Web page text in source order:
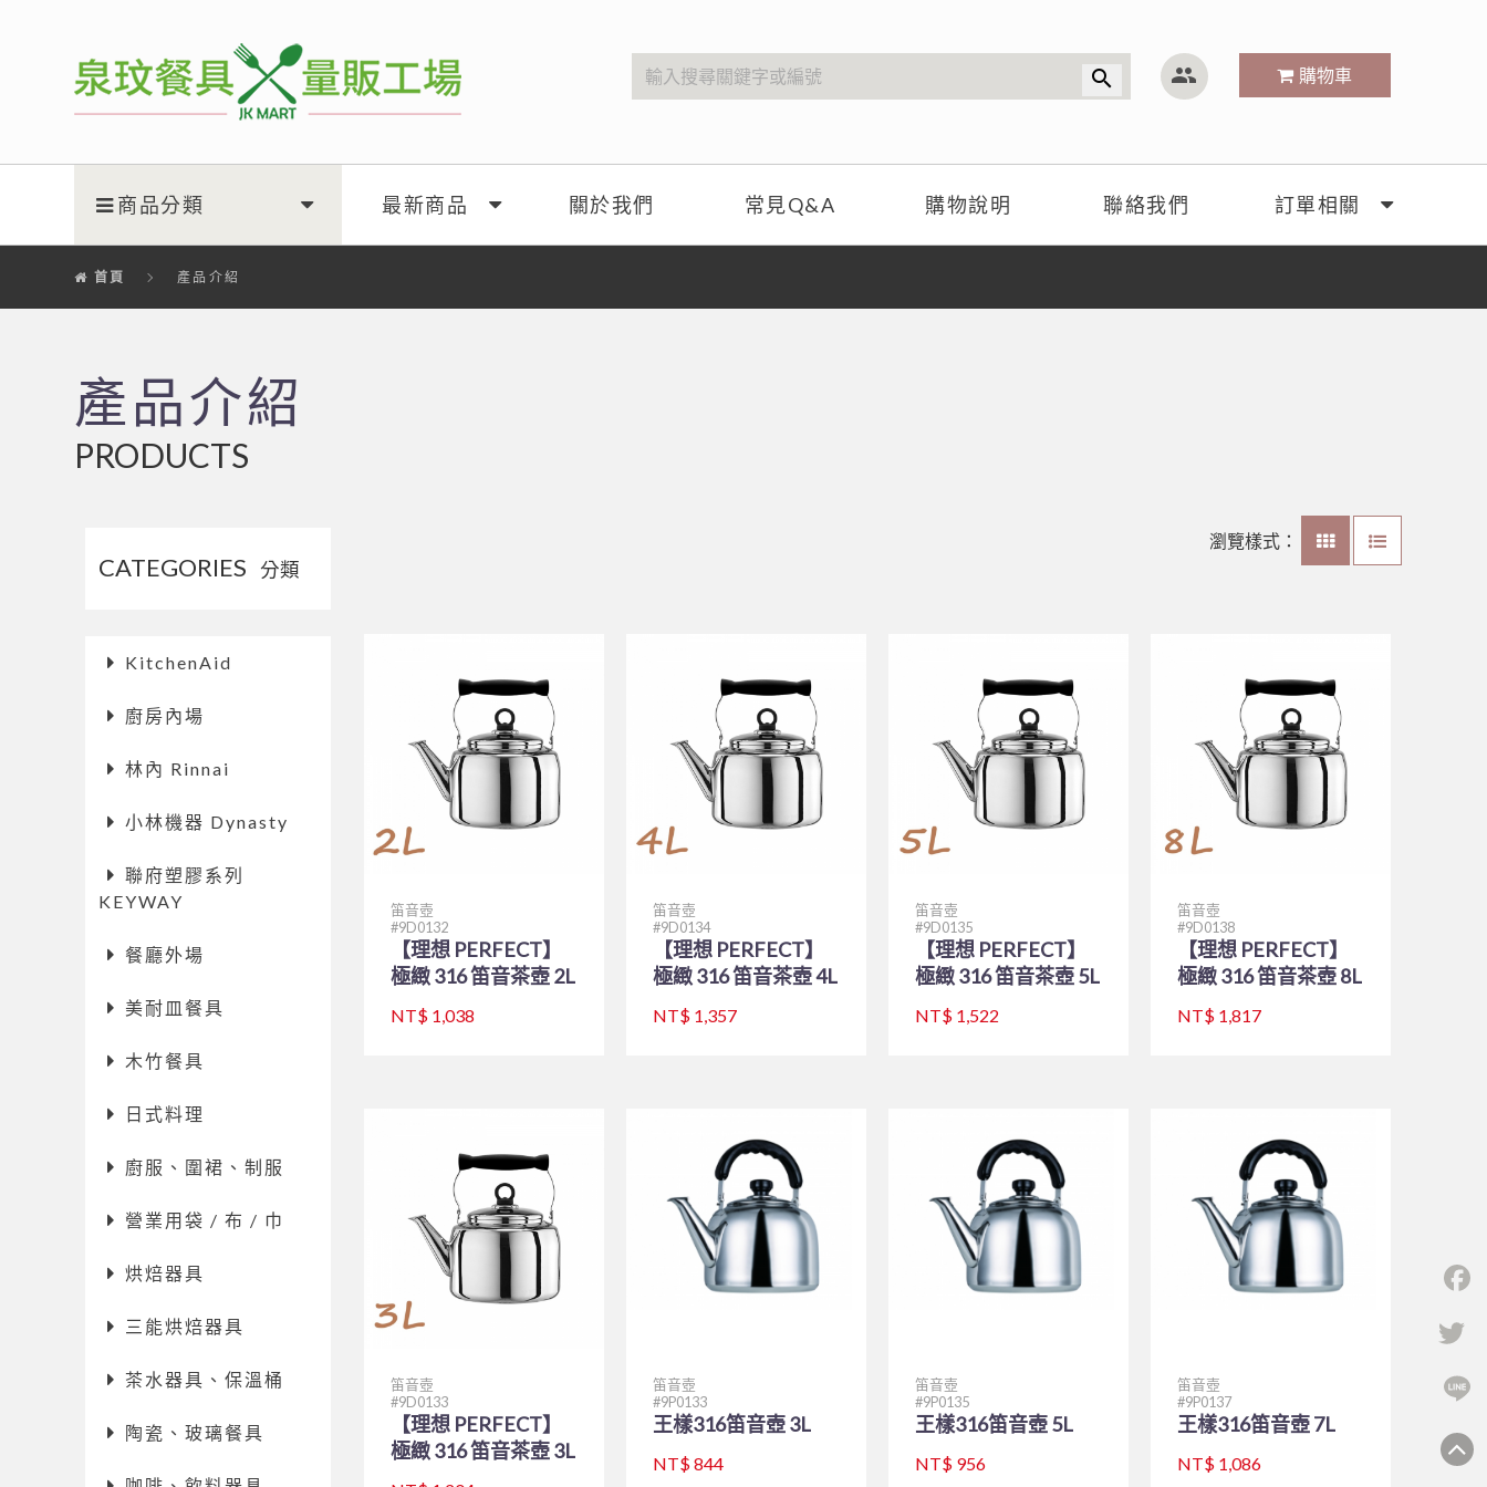
search group 購物車
商品分類 最新商品 關於我們 常見Q&A 購物說明 聯絡我們 訂單相關
首頁 產品介紹
產品介紹
PRODUCTS
CATEGORIES 分類
KitchenAid
廚房內場
林內 Rinnai
小林機器 Dynasty
聯府塑膠系列
KEYWAY
餐廳外場
美耐皿餐具
木竹餐具
日式料理
廚服、圍裙、制服
營業用袋 / 布 / 巾
烘焙器具
三能烘焙器具
茶水器具、保溫桶
陶瓷、玻璃餐具
瀏覽樣式：
笛音壺
9D0132
【理想 PERFECT】
極緻 316 笛音茶壺 2L
NT$ 1,038
笛音壺
9D0134
【理想 PERFECT】
極緻 316 笛音茶壺 4L
NT$ 1,357
笛音壺
9D0135
【理想 PERFECT】
極緻 316 笛音茶壺 5L
NT$ 1,522
笛音壺
9D0138
【理想 PERFECT】
極緻 316 笛音茶壺 8L
NT$ 1,817
笛音壺
9D0133
【理想 PERFECT】
極緻 316 笛音茶壺 3L
笛音壺
9P0133
王樣316笛音壺 3L
NT$ 844
笛音壺
9P0135
王樣316笛音壺 5L
NT$ 956
笛音壺
9P0137
王樣316笛音壺 7L
NT$ 1,086